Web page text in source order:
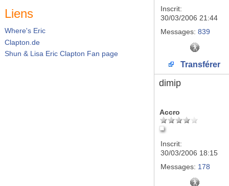
Liens
Where's Eric
Clapton.de
Shun & Lisa Eric Clapton Fan page
Inscrit:
30/03/2006 21:44
Messages: 839
Transférer
dimip
Accro
Inscrit:
30/03/2006 18:15
Messages: 178